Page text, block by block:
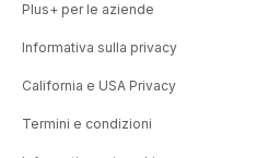
Plus+ per le aziende
Informativa sulla privacy
California e USA Privacy
Termini e condizioni